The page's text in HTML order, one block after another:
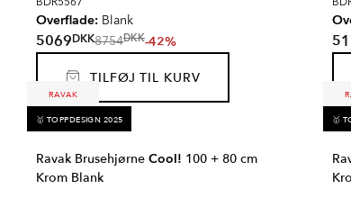
BDR5567
Overflade: Blank
5069DKK8754DKK-42%
TILFØJ TIL KURV
RAVAK
🥇 TOPPDESIGN 2025
Ravak Brusehjørne Cool! 100 + 80 cm
Krom Blank
🥇